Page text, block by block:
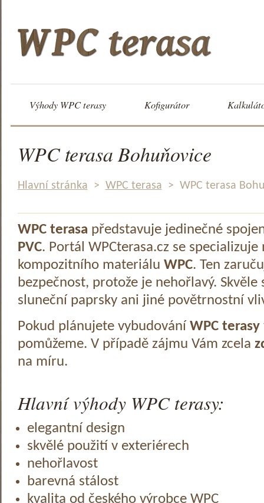
Výhody WPC terasy Kofigurátor
WPC terasa Bohuňovice
Hlavní stránka > WPC terasa > WPC terasa
WPC terasa představuje jedinečné
PVC. Portál WPCterasa.cz se specializuje
kompozitního materiálu WPC. Ten
bezpečnost, protože je nehořlavý.
sluneční paprsky ani jiné povětrnostní
Pokud plánujete vybudování WPC terasy
pomůžeme. V případě zájmu Vám zcela
na míru.
Hlavní výhody WPC terasy:
elegantní design
skvělé použití v exteriérech
nehořlavost
barevná stálost
kvalita od českého výrobce WPC